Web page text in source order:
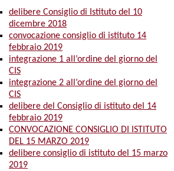
delibere Consiglio di Istituto del 10
dicembre 2018
convocazione consiglio di istituto 14
febbraio 2019
integrazione 1 all’ordine del giorno del
CIS
integrazione 2 all’ordine del giorno del
CIS
delibere del Consiglio di istituto del 14
febbraio 2019
CONVOCAZIONE CONSIGLIO DI ISTITUTO
DEL 15 MARZO 2019
delibere consiglio di istituto del 15 marzo
2019